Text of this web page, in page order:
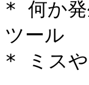
* 何か発
ツール
* ミスや